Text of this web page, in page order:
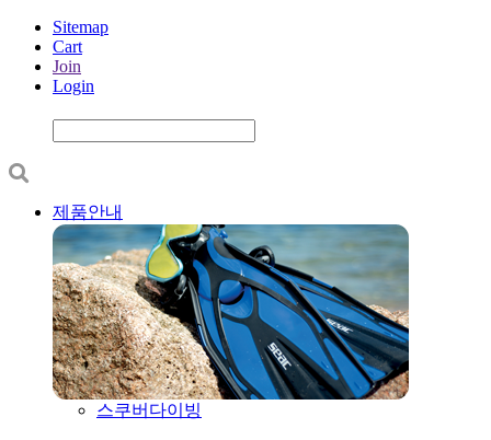
Sitemap
Cart
Join
Login
제품안내
스쿠버다이빙